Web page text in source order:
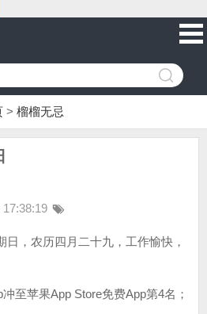
> 榴榴无忌
17:38:19
日，农历四月二十九，工作愉快，
至苹果App Store免费App第4名；